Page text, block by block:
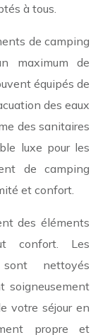
à tous.
de camping
maximum de
équipés de
des eaux
des sanitaires
luxe pour les
de camping
et confort.
des éléments
confort. Les
nettoyés
soigneusement
votre séjour en
propre et